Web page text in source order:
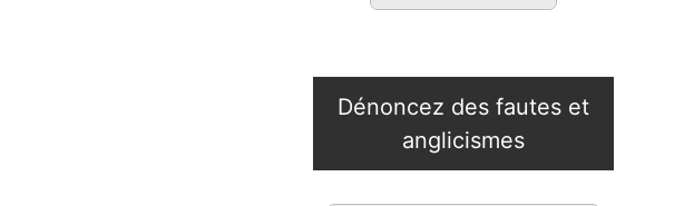
Dénoncez des fautes et
anglicismes